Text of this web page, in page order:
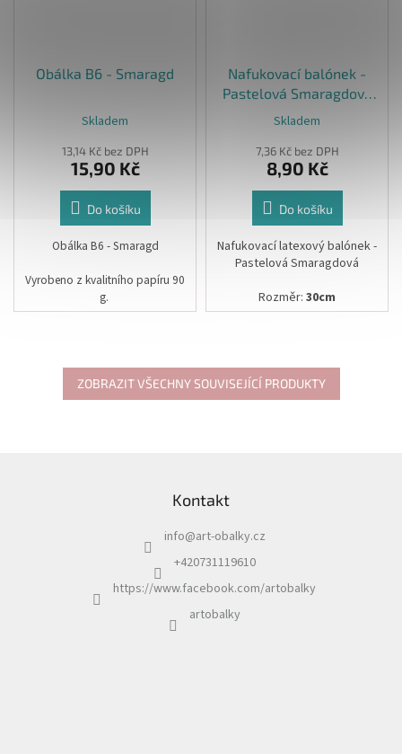
Obálka B6 - Smaragd
Skladem
13,14 Kč bez DPH
15,90 Kč
Do košíku
Obálka B6 - Smaragd
Vyrobeno z kvalitního papíru 90
g.
Nafukovací balónek -
Pastelová Smaragdová
30cm
Skladem
7,36 Kč bez DPH
8,90 Kč
Do košíku
Nafukovací latexový balónek -
Pastelová Smaragdová
Rozměr: 30cm
ZOBRAZIT VŠECHNY SOUVISEJÍCÍ PRODUKTY
Kontakt
info@art-obalky.cz
+420731119610
https://www.facebook.com/artobalky
artobalky